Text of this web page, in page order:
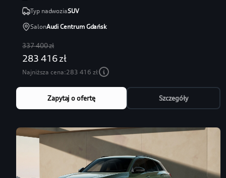
Typ nadwoziaSUV
SalonAudi Centrum Gdańsk
337 400 zł
283 416 zł
Najniższa cena:283 416 zł
Zapytaj o ofertę Szczegóły